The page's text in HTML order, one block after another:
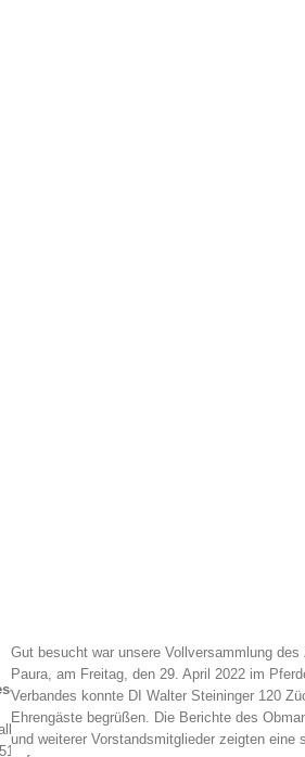
Gut besucht war unsere Vollversammlung
Paura, am Freitag, den 29. April 2022 im
Verbandes konnte DI Walter Steininger 120
Ehrengäste begrüßen. Die Berichte des
und weiterer Vorstandsmitglieder zeigten eine
1
Stadl-Paura